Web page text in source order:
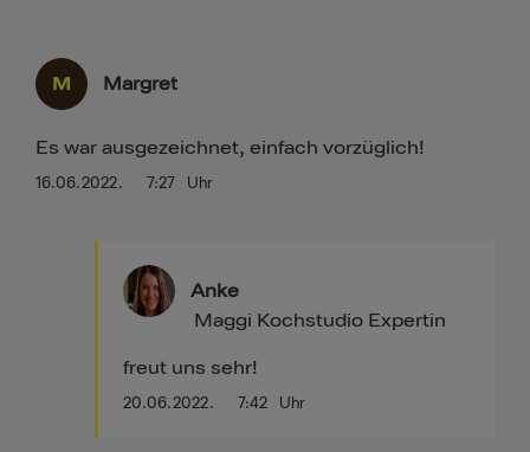
M Margret
16.06.2022. 7:27 Uhr
Es war ausgezeichnet, einfach vorzüglich!
Anke
20.06.2022. 7:42 Uhr
Maggi Kochstudio Expertin
freut uns sehr!